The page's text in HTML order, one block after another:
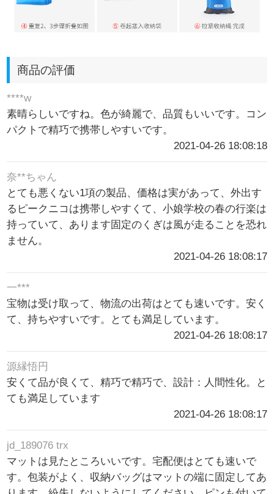
商品の評価
****w
素晴らしいですね。色が綺麗で、品質もいいです。コン
パクトで精巧で携帯しやすいです。
2021-04-26 18:08:18
奈**ちゃん
とても悪くない1項の製品、価格は実があって、外出す
るピークニコは携帯しやすくて、小娘学校の春の行楽は
持っていて、あります固定のくぎは風が走ることを恐れ
ません。
2021-04-26 18:08:17
一***
宝物は受け取って、物流の出荷はとても速いです。安く
て、持ちやすいです。とても満足しています。
2021-04-26 18:08:17
源縁悟円
安くて品が良くて、精巧で精巧で、設計：人間性化。と
ても満足しています
2021-04-26 18:08:17
jd_189076 trx
マットは見たところいいです。宅配便はとても速いで
す。包装がよく、収納バッグはマットの端に固定してあ